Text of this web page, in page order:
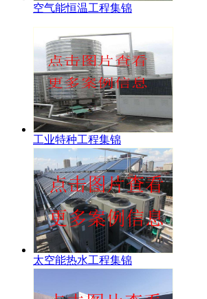
空气能恒温工程集锦
工业特种工程集锦
太空能热水工程集锦